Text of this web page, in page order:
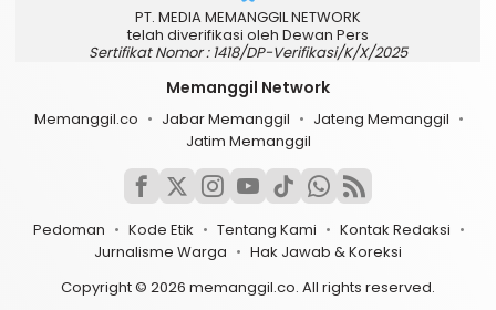
PT. MEDIA MEMANGGIL NETWORK
telah diverifikasi oleh Dewan Pers
Sertifikat Nomor : 1418/DP-Verifikasi/K/X/2025
Memanggil Network
Memanggil.co Jabar Memanggil
Jateng Memanggil
Jatim Memanggil
Pedoman Kode Etik Tentang Kami
Kontak Redaksi
Jurnalisme Warga
Hak Jawab & Koreksi
Copyright © 2026 memanggil.co. All rights reserved.